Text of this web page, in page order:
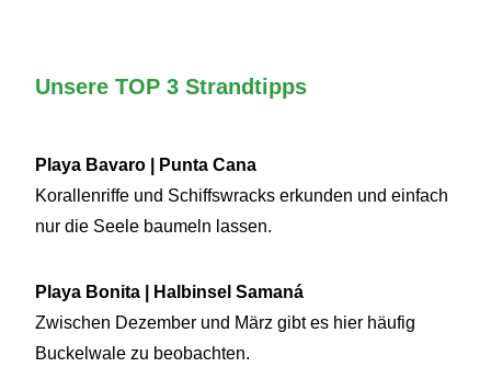
Unsere TOP 3 Strandtipps
Playa Bavaro | Punta Cana
Korallenriffe und Schiffswracks erkunden und einfach
nur die Seele baumeln lassen.
Playa Bonita | Halbinsel Samaná
Zwischen Dezember und März gibt es hier häufig
Buckelwale zu beobachten.